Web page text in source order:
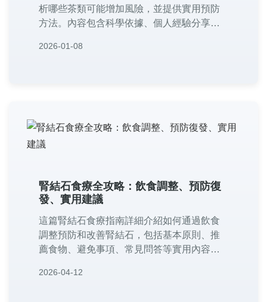
析哪些茶類可能增加風險，並提供實用預防
方法。內容包含科學依據、個人經驗分享、
免腎結石發生，享受健康生活。適合所有關
2026-01-08
腎結石食療全攻略：飲食調整、預防復
發、實用建議
這篇腎結石食療指南詳細介紹如何通過飲食
調整預防和改善腎結石，包括基本原則、推
薦食物、避免事項、常見問答等實用內容。
腎結石困擾。
2026-04-12